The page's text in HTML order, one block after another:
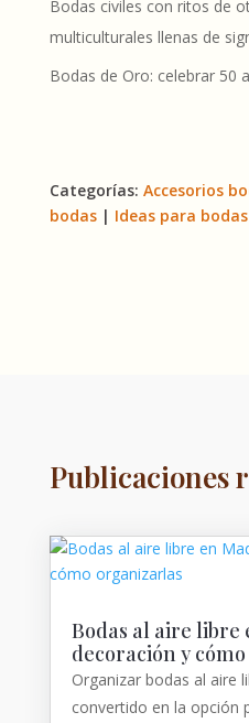
Bodas civiles con ritos de
multiculturales llenas de
Bodas de Oro: celebrar 50
Categorías: Accesorios
bodas| Ideas para bodas
Publicaciones
Bodas al aire libre
decoración y
Organizar bodas al aire
convertido en la opción